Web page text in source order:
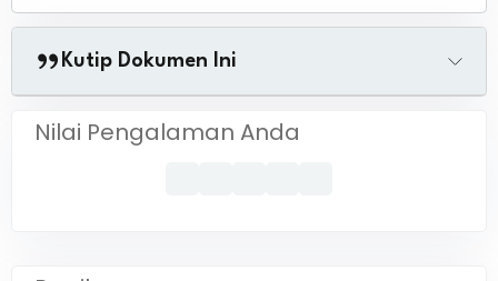
Kutip Dokumen Ini
Nilai Pengalaman Anda